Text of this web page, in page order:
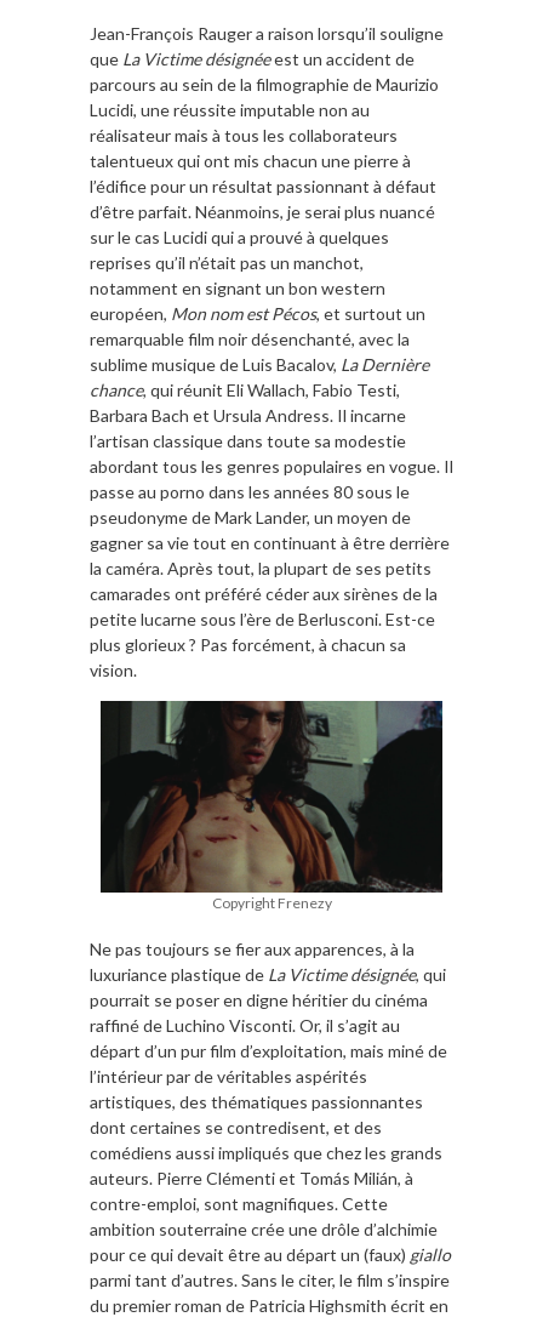
Jean-François Rauger a raison lorsqu’il souligne
que La Victime désignéeest un accident de
parcours au sein de la filmographie de Maurizio
Lucidi, une réussite imputable non au
réalisateur mais à tous les collaborateurs
talentueux qui ont mis chacun une pierre à
l’édifice pour un résultat passionnant à défaut
d’être parfait. Néanmoins, je serai plus nuancé
sur le cas Lucidi qui a prouvé à quelques
reprises qu’il n’était pas un manchot,
notamment en signant un bon western
européen, Mon nom est Pécos, et surtout un
remarquable film noir désenchanté, avec la
sublime musique de Luis Bacalov, La Dernière
chance, qui réunit Eli Wallach, Fabio Testi,
Barbara Bach et Ursula Andress. Il incarne
l’artisan classique dans toute sa modestie
abordant tous les genres populaires en vogue. Il
passe au porno dans les années 80 sous le
pseudonyme de Mark Lander, un moyen de
gagner sa vie tout en continuant à être derrière
la caméra. Après tout, la plupart de ses petits
camarades ont préféré céder aux sirènes de la
petite lucarne sous l’ère de Berlusconi. Est-ce
plus glorieux ? Pas forcément, à chacun sa
vision.
Copyright Frenezy
Ne pas toujours se fier aux apparences, à la
luxuriance plastique de La Victime désignée, qui
pourrait se poser en digne héritier du cinéma
raffiné de Luchino Visconti. Or, il s’agit au
départ d’un pur film d’exploitation, mais miné de
l’intérieur par de véritables aspérités
artistiques, des thématiques passionnantes
dont certaines se contredisent, et des
comédiens aussi impliqués que chez les grands
auteurs. Pierre Clémenti et Tomás Milián, à
contre-emploi, sont magnifiques. Cette
ambition souterraine crée une drôle d’alchimie
pour ce qui devait être au départ un (faux) giallo
parmi tant d’autres. Sans le citer, le film s’inspire
du premier roman de Patricia Highsmith écrit en